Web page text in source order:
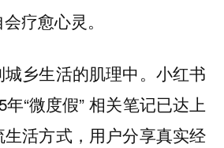
疗愈心灵。
乡生活的肌理中。小红书
“微度假” 相关笔记已达上
活方式，用户分享真实经